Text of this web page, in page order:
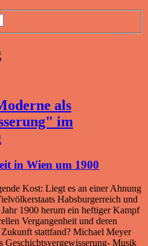
als
im
in Wien um 1900
Kost: Liegt es an einer Ahnung
Habsburgerreich und
1900 herum ein heftiger Kampf
Vergangenheit und deren
stattfand? Michael Meyer
Geschichtsvergewisserung- Musik